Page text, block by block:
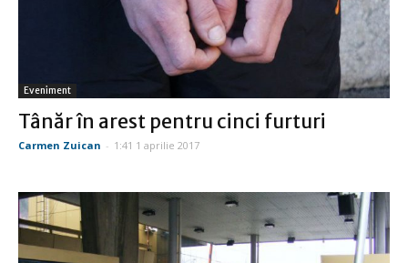
Eveniment
Tânăr în arest pentru cinci furturi
Carmen Zuican - 1:41 1 aprilie 2017